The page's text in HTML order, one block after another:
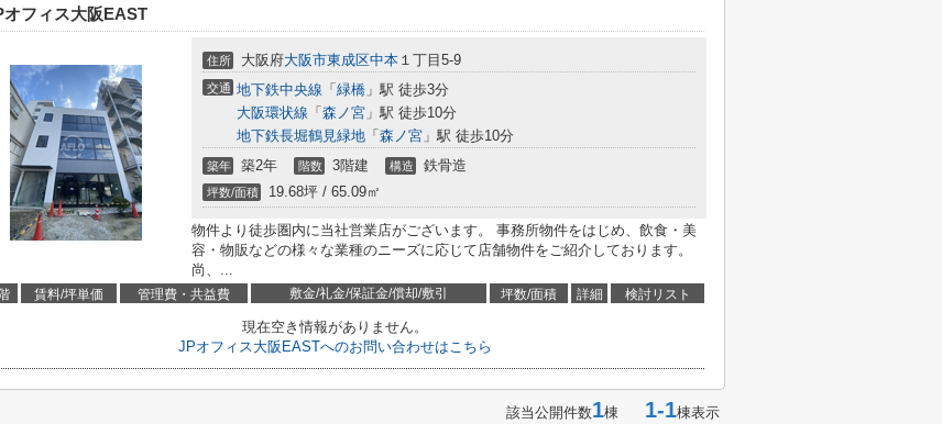
オフィス大阪EAST
住所 大阪府大阪市東成区中本 １丁目5-9
交通 地下鉄中央線 「 緑橋 」駅 徒歩3分
大阪環状線 「 森ノ宮 」駅 徒歩10分
地下鉄長堀鶴見緑地 「 森ノ宮 」駅 徒歩10分
築年 築2年 階数 3階建 構造 鉄骨造
坪数/面積 19.68坪 / 65.09㎡
物件より徒歩圏内に当社営業店がございます。 事務所物件をはじめ、飲食・美
容・物販などの様々な業種のニーズに応じて店舗物件をご紹介しております。
尚、...
賃料/坪単価 管理費・共益費 敷金/礼金/保証金/償却/敷引 坪数/面積 詳細 検討リスト
現在空き情報がありません。
JPオフィス大阪EASTへのお問い合わせはこちら
該当公開件数1棟 1-1棟表示